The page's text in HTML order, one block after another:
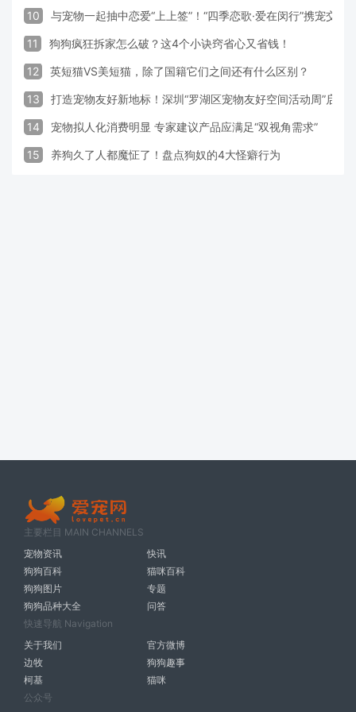
10 与宠物一起抽中恋爱“上上签”！“四季恋歌·爱在闵行”携宠交友
11 狗狗疯狂拆家怎么破？这4个小诀窍省心又省钱！
12 英短猫VS美短猫，除了国籍它们之间还有什么区别？
13 打造宠物友好新地标！深圳“罗湖区宠物友好空间活动周”启动
14 宠物拟人化消费明显 专家建议产品应满足“双视角需求”
15 养狗久了人都魔怔了！盘点狗奴的4大怪癖行为
主要栏目 MAIN CHANNELS
宠物资讯
快讯
狗狗百科
猫咪百科
狗狗图片
专题
狗狗品种大全
问答
快速导航 Navigation
关于我们
官方微博
边牧
狗狗趣事
柯基
猫咪
公众号